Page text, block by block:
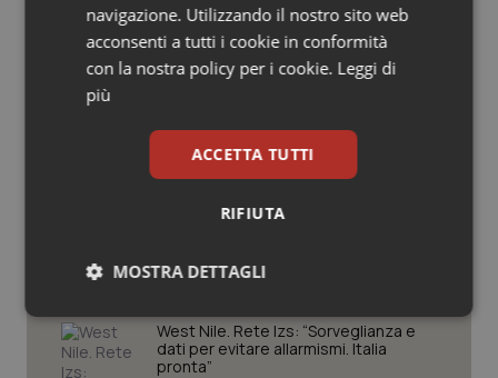
Tumore ovarico
Tumori del Polmone & Testa Collo
Tumori gastrointestinali
Potrebbe interessarti in
Lavoro e Professioni
Decreto PA. Aiop e Aris:
“Preoccupazione per la mancata
delle tariffe ospedaliere, così rinvio
rinnovo contratto sanità privata”
West Nile. Rete Izs: “Sorveglianza e
dati per evitare allarmismi. Italia
pronta”
navigazione. Utilizzando il nostro sito web
acconsenti a tutti i cookie in conformità
con la nostra policy per i cookie. Leggi di
più
ACCETTA TUTTI
RIFIUTA
MOSTRA DETTAGLI
Necessari Statistici Marketing